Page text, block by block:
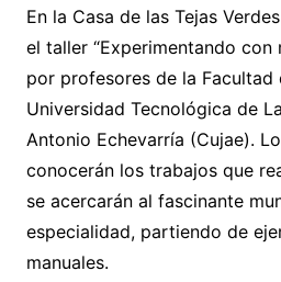
En la Casa de las Tejas
el taller “Experimentando con
por profesores de la
Universidad Tecnológica de
Antonio Echevarría (Cujae).
conocerán los trabajos que
se acercarán al fascinante
especialidad, partiendo de
manuales.